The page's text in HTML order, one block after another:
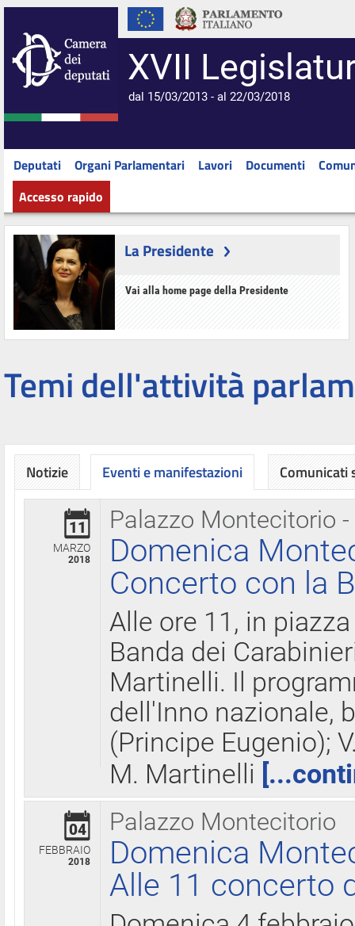
XVII
dal 15/03/2013 - al 22/03/2018
Deputati Organi Parlamentari Lavori Documenti
Accesso rapido
La Presidente
Vai alla home page della Presidente
Temi dell'attività
Notizie Eventi e manifestazioni
Palazzo Montecitorio
11
MARZO
2018
Domenica
Concerto con la
Alle ore 11, in
Banda dei
Martinelli. Il
dell'Inno nazionale,
(Principe Eugenio);
M. Martinelli
Palazzo Montecitorio
04
FEBBRAIO
2018
Domenica
Alle 11 concerto
Comunicati